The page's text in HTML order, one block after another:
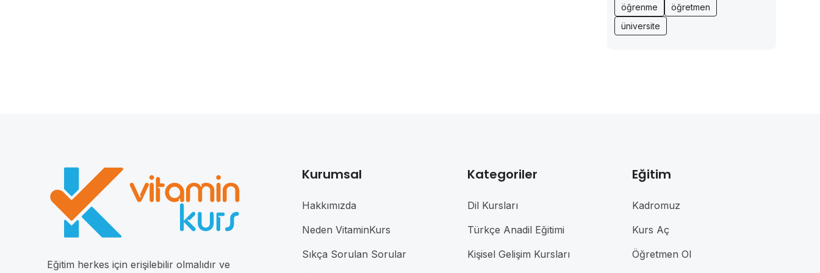
öğrenme
öğretmen
üniversite
Eğitim herkes için erişilebilir olmalıdır ve
Kurumsal
Hakkımızda
Neden VitaminKurs
Sıkça Sorulan Sorular
Kategoriler
Dil Kursları
Türkçe Anadil Eğitimi
Kişisel Gelişim Kursları
Eğitim
Kadromuz
Kurs Aç
Öğretmen Ol